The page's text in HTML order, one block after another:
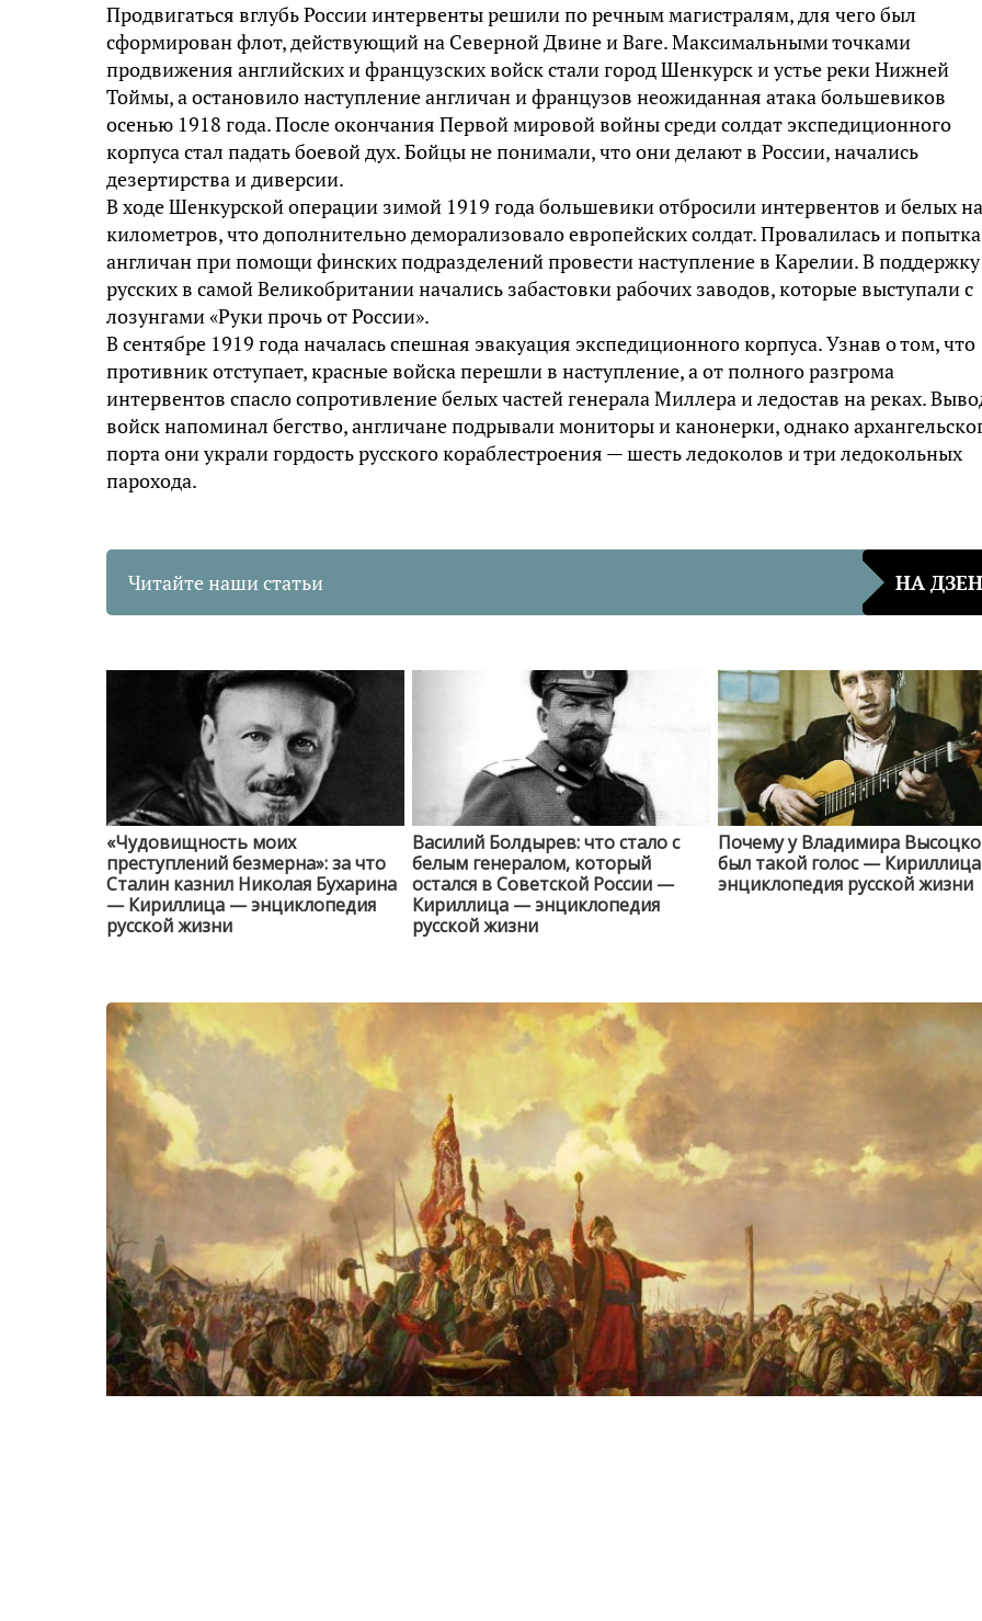
Продвигаться вглубь России интервенты решили по речным магистралям, для чего был
сформирован флот, действующий на Северной Двине и Ваге. Максимальными точками
продвижения английских и французских войск стали город Шенкурск и устье реки Нижней
Тоймы, а остановило наступление англичан и французов неожиданная атака большевиков
осенью 1918 года. После окончания Первой мировой войны среди солдат экспедиционного
корпуса стал падать боевой дух. Бойцы не понимали, что они делают в России, начались
дезертирства и диверсии.
В ходе Шенкурской операции зимой 1919 года большевики отбросили интервентов и белых
километров, что дополнительно деморализовало европейских солдат. Провалилась и попытка
англичан при помощи финских подразделений провести наступление в Карелии. В поддержку
русских в самой Великобритании начались забастовки рабочих заводов, которые выступали с
лозунгами «Руки прочь от России».
В сентябре 1919 года началась спешная эвакуация экспедиционного корпуса. Узнав о том, что
противник отступает, красные войска перешли в наступление, а от полного разгрома
интервентов спасло сопротивление белых частей генерала Миллера и ледостав на реках.
войск напоминал бегство, англичане подрывали мониторы и канонерки, однако
порта они украли гордость русского кораблестроения — шесть ледоколов и три ледокольных
парохода.
Читайте наши статьи НА ДЗЕН
«Чудовищность моих
преступлений безмерна»: за что
Сталин казнил Николая Бухарина
— Кириллица — энциклопедия
русской жизни
Василий Болдырев: что стало с
белым генералом, который
остался в Советской России —
Кириллица — энциклопедия
русской жизни
Почему у Владимира
был такой голос —
энциклопедия русской жизни